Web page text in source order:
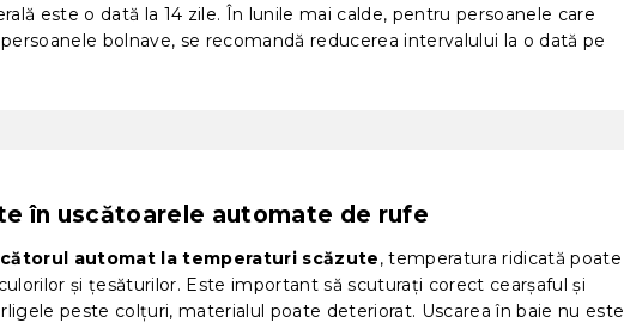
este o dată la 14 zile. În lunile mai calde, pentru persoanele care
bolnave, se recomandă reducerea intervalului la o dată pe
în uscătoarele automate de rufe
automat la temperaturi scăzute, temperatura ridicată poate
și țesăturilor. Este important să scuturați corect cearșaful și
peste colțuri, materialul poate deteriorat. Uscarea în baie nu este